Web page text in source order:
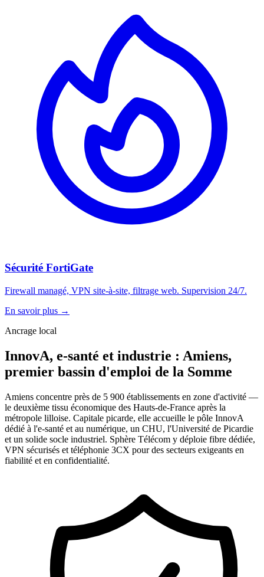
Sécurité FortiGate
Firewall managé, VPN site-à-site, filtrage web. Supervision 24/7.
En savoir plus →
Ancrage local
InnovA, e-santé et industrie : Amiens,
premier bassin d'emploi de la Somme
Amiens concentre près de 5 900 établissements en zone d'activité —
le deuxième tissu économique des Hauts-de-France après la
métropole lilloise. Capitale picarde, elle accueille le pôle InnovA
dédié à l'e-santé et au numérique, un CHU, l'Université de Picardie
et un solide socle industriel. Sphère Télécom y déploie fibre dédiée,
VPN sécurisés et téléphonie 3CX pour des secteurs exigeants en
fiabilité et en confidentialité.